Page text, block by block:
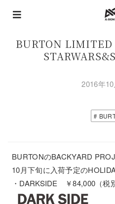
BURTON LIMITED
2016年
BURTONのBACKYARD
10月下旬に入荷予定の
・DARKSIDE ￥84,000（税